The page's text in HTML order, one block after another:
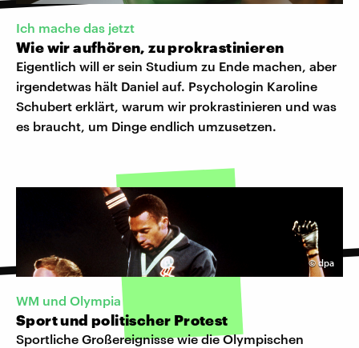
Ich mache das jetzt
Wie wir aufhören, zu prokrastinieren
Eigentlich will er sein Studium zu Ende machen, aber
irgendetwas hält Daniel auf. Psychologin Karoline
Schubert erklärt, warum wir prokrastinieren und was
es braucht, um Dinge endlich umzusetzen.
©dpa
WM und Olympia
Sport und politischer Protest
Sportliche Großereignisse wie die Olympischen